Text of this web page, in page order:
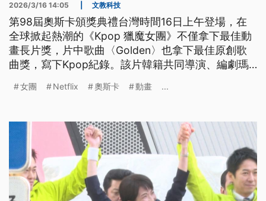
2026/3/16 14:05 文教科技
第98屆奧斯卡頒獎典禮台灣時間16日上午登場，在
全球掀起熱潮的《Kpop 獵魔女團》不僅拿下最佳動
畫長片獎，片中歌曲〈Golden〉也拿下最佳原創歌
曲獎，寫下Kpop紀錄。該片韓籍共同導演、編劇瑪
女團 Netflix 奧斯卡 動畫 ...